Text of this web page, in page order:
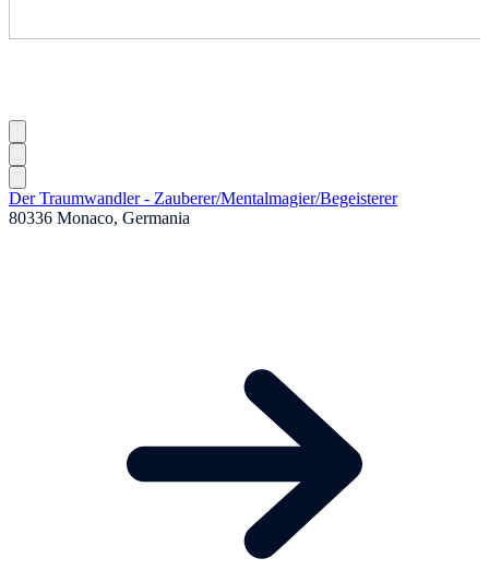
Der Traumwandler - Zauberer/Mentalmagier/Begeisterer
80336 Monaco, Germania